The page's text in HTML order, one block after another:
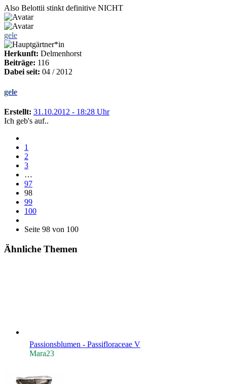
Also Belottii stinkt definitive NICHT
gele
Herkunft: Delmenhorst
Beiträge: 116
Dabei seit: 04 / 2012
gele
Erstellt: 31.10.2012 - 18:28 Uhr
Ich geb's auf..
1
2
3
…
97
98
99
100
Seite 98 von 100
Ähnliche Themen
Passionsblumen - Passifloraceae V
Mara23